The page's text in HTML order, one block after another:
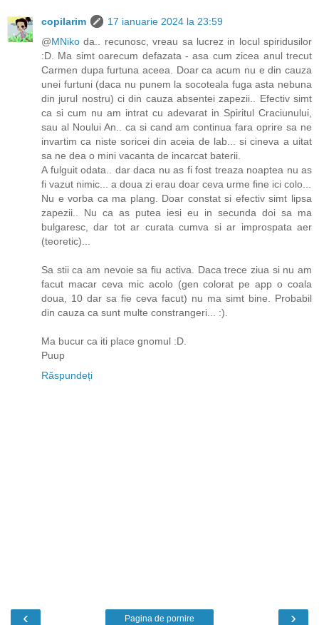
copilarim
17 ianuarie 2024 la 23:59
@MNiko da.. recunosc, vreau sa lucrez in locul spiridusilor
:D. Ma simt oarecum defazata - asa cum zicea anul trecut
Carmen dupa furtuna aceea. Doar ca acum nu e din cauza
unei furtuni (daca nu punem la socoteala fuga asta nebuna
din jurul nostru) ci din cauza absentei zapezii.. Efectiv simt
ca si cum nu am intrat cu adevarat in Spiritul Craciunului,
sau al Noului An.. ca si cand am continua fara oprire sa ne
invartim ca niste soricei din aceia de lab... si cineva a uitat
sa ne dea o mini vacanta de incarcat baterii.
A fulguit odata.. dar daca nu as fi fost treaza noaptea nu as
fi vazut nimic... a doua zi erau doar ceva urme fine ici colo...
Nu e vorba ca ma plang. Doar constat si efectiv simt lipsa
zapezii.. Nu ca as putea iesi eu in secunda doi sa ma
bulgaresc, dar tot ar curata cumva si ar improspata aer
(teoretic)...
Sa stii ca am nevoie sa fiu activa. Daca trece ziua si nu am
facut macar ceva mic acolo (gen colorat pe app o coala
doua, 10 dar sa fie ceva facut) nu ma simt bine. Probabil
din cauza ca sunt multe constrangeri... :).
Ma bucur ca iti place gnomul :D.
Puup
Răspundeți
‹ ›
Pagina de pornire